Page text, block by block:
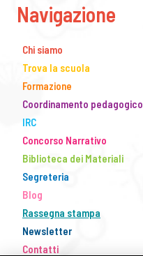
Navigazione
Chi siamo
Trova la scuola
Formazione
Coordinamento pedagogico
IRC
Concorso Narrativo
Biblioteca dei Materiali
Segreteria
Blog
Rassegna stampa
Newsletter
Contatti